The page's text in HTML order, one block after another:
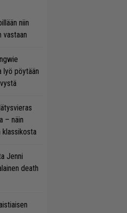
niin
vastaan
lyö pöytään
– näin
klassikosta
Jenni
death